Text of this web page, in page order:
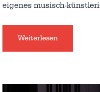
eigenes musisch-
Weiterlesen